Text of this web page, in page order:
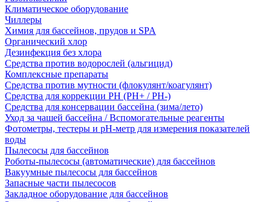
Климатическое оборудование
Чиллеры
Химия для бассейнов, прудов и SPA
Органический хлор
Дезинфекция без хлора
Средства против водорослей (альгицид)
Комплексные препараты
Средства против мутности (флокулянт/коагулянт)
Средства для коррекции PH (PH+ / PH-)
Средства для консервации бассейна (зима/лето)
Уход за чашей бассейна / Вспомогательные реагенты
Фотометры, тестеры и рН-метр для измерения показателей
воды
Пылесосы для бассейнов
Роботы-пылесосы (автоматические) для бассейнов
Вакуумные пылесосы для бассейнов
Запасные части пылесосов
Закладное оборудование для бассейнов